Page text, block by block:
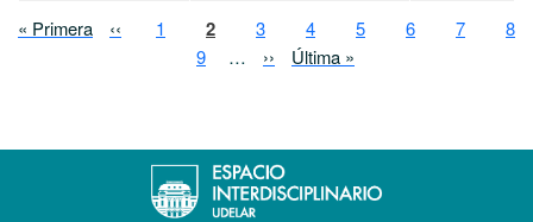
Paginación
Primera página
« Primera Página anterior
‹‹ Page
1 Página actual
2 Page
3 Page
4 Page
5 Page
6 Page
7
8
Page
9 … Siguiente página
›› Última página
Última »